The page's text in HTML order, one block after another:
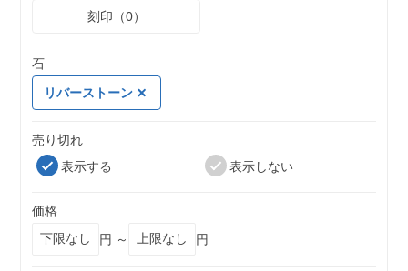
刻印（0）
石
リバーストーン
売り切れ
表示する
表示しない
価格
円 ～
円